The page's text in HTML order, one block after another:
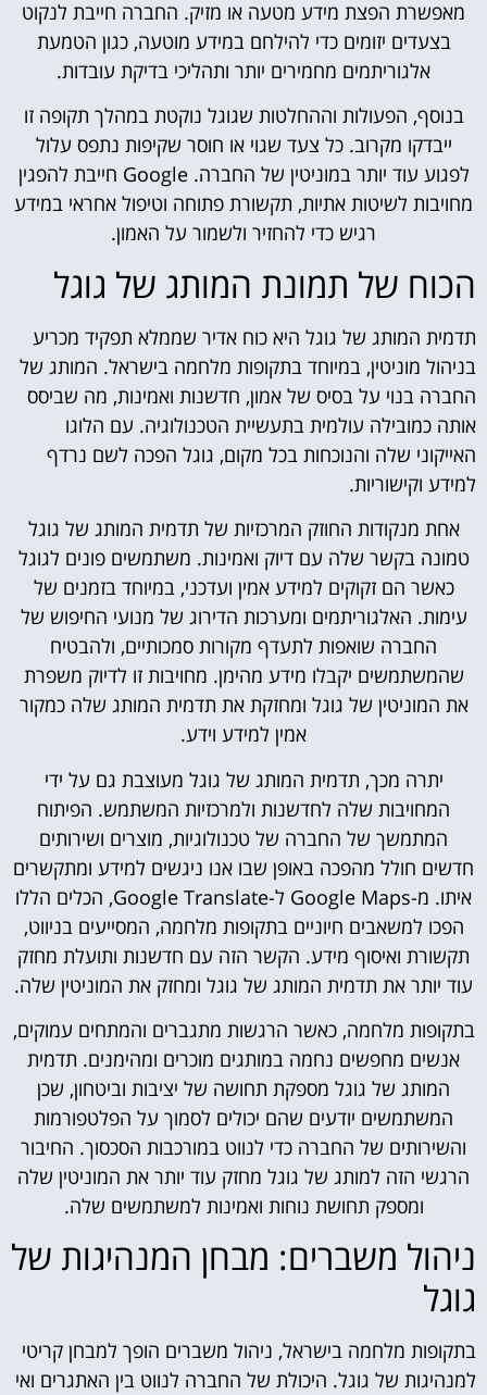
מאפשרת הפצת מידע מטעה או מזיק. החברה חייבת לנקוט
בצעדים יזומים כדי להילחם במידע מוטעה, כגון הטמעת
אלגוריתמים מחמירים יותר ותהליכי בדיקת עובדות.
בנוסף, הפעולות וההחלטות שגוגל נוקטת במהלך תקופה זו
ייבדקו מקרוב. כל צעד שגוי או חוסר שקיפות נתפס עלול
לפגוע עוד יותר במוניטין של החברה. Google חייבת להפגין
מחויבות לשיטות אתיות, תקשורת פתוחה וטיפול אחראי במידע
רגיש כדי להחזיר ולשמור על האמון.
הכוח של תמונת המותג של גוגל
תדמית המותג של גוגל היא כוח אדיר שממלא תפקיד מכריע
בניהול מוניטין, במיוחד בתקופות מלחמה בישראל. המותג של
החברה בנוי על בסיס של אמון, חדשנות ואמינות, מה שביסס
אותה כמובילה עולמית בתעשיית הטכנולוגיה. עם הלוגו
האייקוני שלה והנוכחות בכל מקום, גוגל הפכה לשם נרדף
למידע וקישוריות.
אחת מנקודות החוזק המרכזיות של תדמית המותג של גוגל
טמונה בקשר שלה עם דיוק ואמינות. משתמשים פונים לגוגל
כאשר הם זקוקים למידע אמין ועדכני, במיוחד בזמנים של
עימות. האלגוריתמים ומערכות הדירוג של מנועי החיפוש של
החברה שואפות לתעדף מקורות סמכותיים, ולהבטיח
שהמשתמשים יקבלו מידע מהימן. מחויבות זו לדיוק משפרת
את המוניטין של גוגל ומחזקת את תדמית המותג שלה כמקור
אמין למידע וידע.
יתרה מכך, תדמית המותג של גוגל מעוצבת גם על ידי
המחויבות שלה לחדשנות ולמרכזיות המשתמש. הפיתוח
המתמשך של החברה של טכנולוגיות, מוצרים ושירותים
חדשים חולל מהפכה באופן שבו אנו ניגשים למידע ומתקשרים
איתו. מ-Google Maps ל-Google Translate, הכלים הללו
הפכו למשאבים חיוניים בתקופות מלחמה, המסייעים בניווט,
תקשורת ואיסוף מידע. הקשר הזה עם חדשנות ותועלת מחזק
עוד יותר את תדמית המותג של גוגל ומחזק את המוניטין שלה.
בתקופות מלחמה, כאשר הרגשות מתגברים והמתחים עמוקים,
אנשים מחפשים נחמה במותגים מוכרים ומהימנים. תדמית
המותג של גוגל מספקת תחושה של יציבות וביטחון, שכן
המשתמשים יודעים שהם יכולים לסמוך על הפלטפורמות
והשירותים של החברה כדי לנווט במורכבות הסכסוך. החיבור
הרגשי הזה למותג של גוגל מחזק עוד יותר את המוניטין שלה
ומספק תחושת נוחות ואמינות למשתמשים שלה.
ניהול משברים: מבחן המנהיגות של
גוגל
בתקופות מלחמה בישראל, ניהול משברים הופך למבחן קריטי
למנהיגות של גוגל. היכולת של החברה לנווט בין האתגרים ואי